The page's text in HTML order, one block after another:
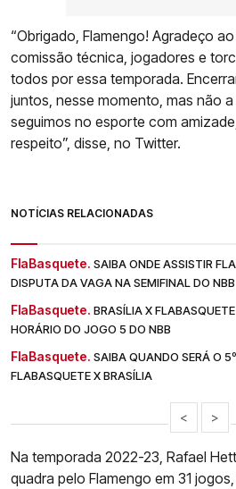
“Obrigado, Flamengo! Agradeço
comissão técnica, jogadores e
todos por essa temporada.
juntos, nesse momento, mas não
seguimos no esporte com
respeito”, disse, no Twitter.
NOTÍCIAS RELACIONADAS
FlaBasquete. SAIBA ONDE ASSISTIR
DISPUTA DA VAGA NA SEMIFINAL DO NBB
FlaBasquete. BRASÍLIA X
HORÁRIO DO JOGO 5 DO NBB
FlaBasquete. SAIBA QUANDO SERÁ O
FLABASQUETE X BRASÍLIA
< >
Na temporada 2022-23, Rafael
quadra pelo Flamengo em 31